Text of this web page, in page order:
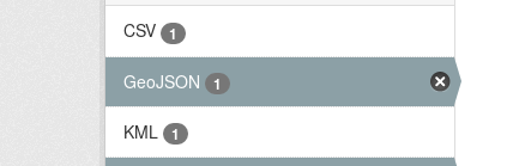
CSV
1
GeoJSON 1
KML 1